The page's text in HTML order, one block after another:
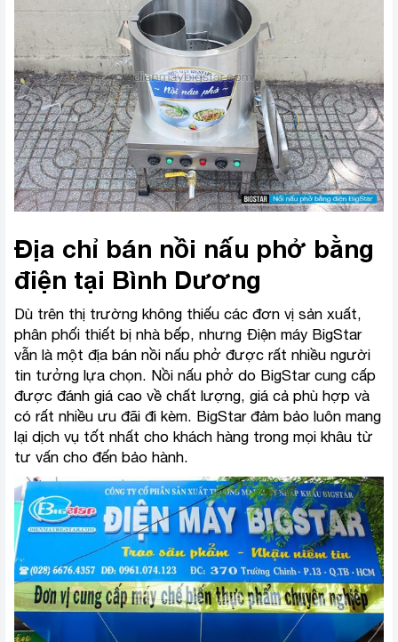
Địa chỉ bán nồi nấu phở bằng
điện tại Bình Dương
Dù trên thị trường không thiếu các đơn vị sản xuất,
phân phối thiết bị nhà bếp, nhưng Điện máy BigStar
vẫn là một địa bán nồi nấu phở được rất nhiều người
tin tưởng lựa chọn. Nồi nấu phở do BigStar cung cấp
được đánh giá cao về chất lượng, giá cả phù hợp và
có rất nhiều ưu đãi đi kèm. BigStar đảm bảo luôn mang
lại dịch vụ tốt nhất cho khách hàng trong mọi khâu từ
tư vấn cho đến bảo hành.